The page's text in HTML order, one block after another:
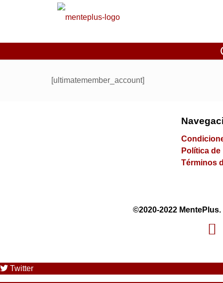
[ultimatemember_account]
Política
Términos
©2020-2022
Twitter